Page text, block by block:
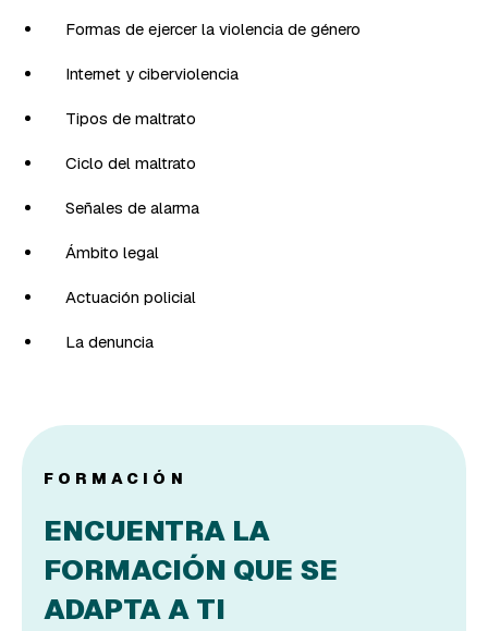
Formas de ejercer la violencia de género
Internet y ciberviolencia
Tipos de maltrato
Ciclo del maltrato
Señales de alarma
Ámbito legal
Actuación policial
La denuncia
FORMACIÓN
ENCUENTRA LA
FORMACIÓN QUE SE
ADAPTA A TI